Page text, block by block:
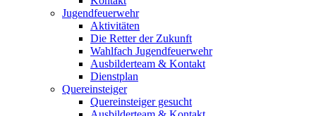
Jugendfeuerwehr
Aktivitäten
Die Retter der Zukunft
Wahlfach Jugendfeuerwehr
Ausbilderteam & Kontakt
Dienstplan
Quereinsteiger
Quereinsteiger gesucht